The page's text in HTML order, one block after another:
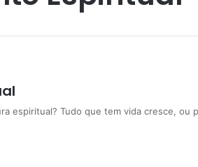
espiritual? Tudo que tem vida cresce, ou